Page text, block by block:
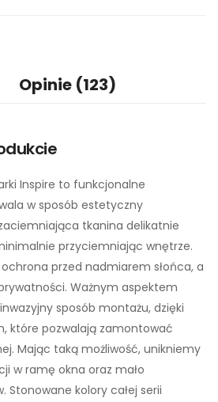
Opinie (123)
Inspire to funkcjonalne
w sposób estetyczny
tkanina delikatnie
przyciemniając wnętrze.
przed nadmiarem słońca, a
Ważnym aspektem
sposób montażu, dzięki
które pozwalają zamontować
Mając taką możliwość, unikniemy
w ramę okna oraz mało
kolory całej serii